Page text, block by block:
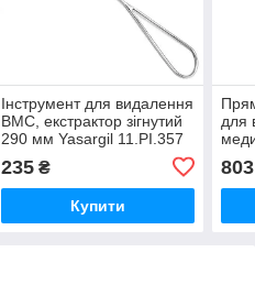
Інструмент для видалення
ВМС, екстрактор зігнутий
290 мм Yasargil 11.PI.357
235₴
Купити
для
803